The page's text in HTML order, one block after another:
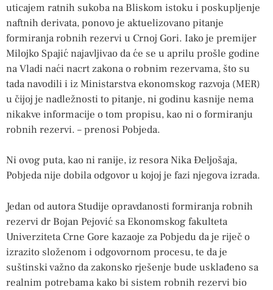
uticajem ratnih sukoba na Bliskom istoku i poskupljenje
naftnih derivata, ponovo je aktuelizovano pitanje
formiranja robnih rezervi u Crnoj Gori. Iako je premijer
Milojko Spajić najavljivao da će se u aprilu prošle godine
na Vladi naći nacrt zakona o robnim rezervama, što su
tada navodili i iz Ministarstva ekonomskog razvoja (MER)
u čijoj je nadležnosti to pitanje, ni godinu kasnije nema
nikakve informacije o tom propisu, kao ni o formiranju
robnih rezervi. – prenosi Pobjeda.
Ni ovog puta, kao ni ranije, iz resora Nika Đeljošaja,
Pobjeda nije dobila odgovor u kojoj je fazi njegova izrada.
Jedan od autora Studije opravdanosti formiranja robnih
rezervi dr Bojan Pejović sa Ekonomskog fakulteta
Univerziteta Crne Gore kazaoje za Pobjedu da je riječ o
izrazito složenom i odgovornom procesu, te da je
suštinski važno da zakonsko rješenje bude usklađeno sa
realnim potrebama kako bi sistem robnih rezervi bio